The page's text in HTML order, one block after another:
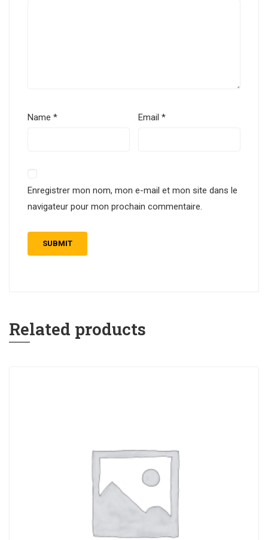
Name * Email*
Enregistrer mon nom, mon e-mail et mon site dans le
navigateur pour mon prochain commentaire.
Related products